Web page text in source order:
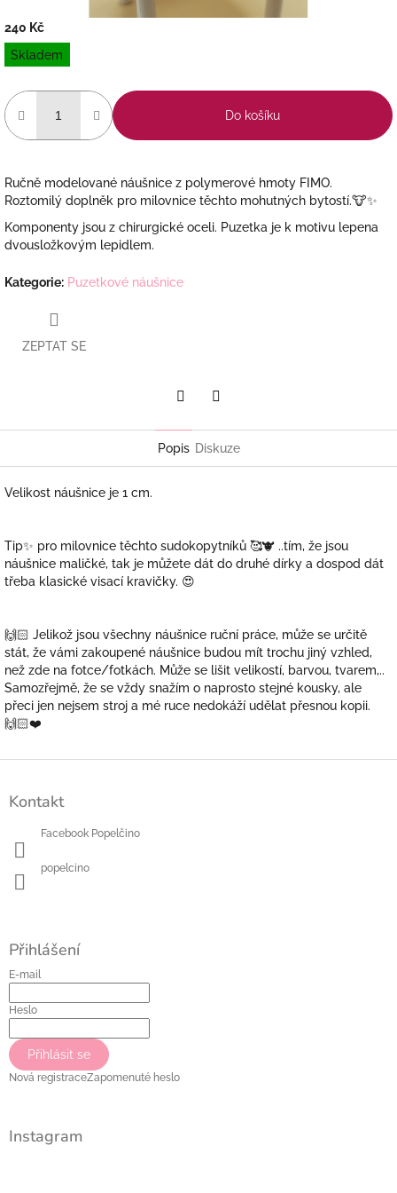
240 Kč
Měrná
cena:
Skladem
Do košíku
Ručně modelované náušnice z polymerové hmoty FIMO.
Roztomilý doplněk pro milovnice těchto mohutných bytostí.🐮✨
Komponenty jsou z chirurgické oceli. Puzetka je k motivu lepena
dvousložkovým lepidlem.
Kategorie: Puzetkové náušnice
ZEPTAT SE
Popis Diskuze
Velikost náušnice je 1 cm.
Tip✨ pro milovnice těchto sudokopytníků 🥰🐮 ..tím, že jsou
náušnice maličké, tak je můžete dát do druhé dírky a dospod dát
třeba klasické visací kravičky. 😍
🙌🏻 Jelikož jsou všechny náušnice ruční práce, může se určitě
stát, že vámi zakoupené náušnice budou mít trochu jiný vzhled,
než zde na fotce/fotkách. Může se lišit velikostí, barvou, tvarem,..
Samozřejmě, že se vždy snažím o naprosto stejné kousky, ale
přeci jen nejsem stroj a mé ruce nedokáží udělat přesnou kopii.
🙌🏻❤️
Kontakt
Facebook Popelčino
popelcino
Přihlášení
E-mail
Heslo
Přihlásit se
Nová registraceZapomenuté heslo
Instagram